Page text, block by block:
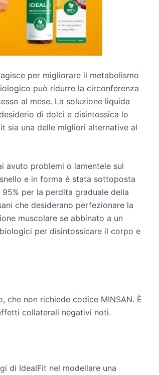
per migliorare il metabolismo
può ridurre la circonferenza
al mese. La soluzione liquida
di dolci e disintossica lo
sia una delle migliori alternative al
avuto problemi o lamentele sul
e in forma è stata sottoposta
per la perdita graduale della
che desiderano perfezionare la
muscolare se abbinato a un
per disintossicare il corpo e
non richiede codice MINSAN. È
collaterali negativi noti.
di IdealFit nel modellare una